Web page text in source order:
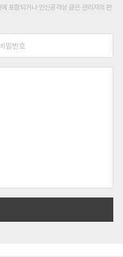
포함되거나 인신공격성 글은 관리자의 판